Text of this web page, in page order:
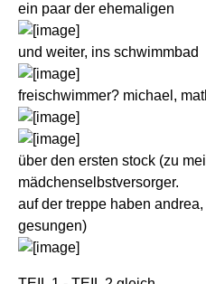
ein paar der ehemaligen
und weiter, ins schwimmbad
freischwimmer? michael,
über den ersten stock (zu
mädchenselbstversorger.
auf der treppe haben
gesungen)